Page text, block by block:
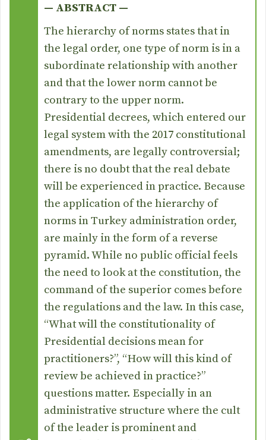
— ABSTRACT —
The hierarchy of norms states that in
the legal order, one type of norm is in a
subordinate relationship with another
and that the lower norm cannot be
contrary to the upper norm.
Presidential decrees, which entered our
legal system with the 2017 constitutional
amendments, are legally controversial;
there is no doubt that the real debate
will be experienced in practice. Because
the application of the hierarchy of
norms in Turkey administration order,
are mainly in the form of a reverse
pyramid. While no public official feels
the need to look at the constitution, the
command of the superior comes before
the regulations and the law. In this case,
“What will the constitutionality of
Presidential decisions mean for
practitioners?”, “How will this kind of
review be achieved in practice?”
questions matter. Especially in an
administrative structure where the cult
of the leader is prominent and